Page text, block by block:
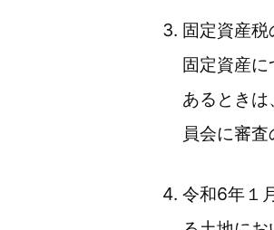
固定資産
固定資産
あるとき
員会に審査
令和6年１